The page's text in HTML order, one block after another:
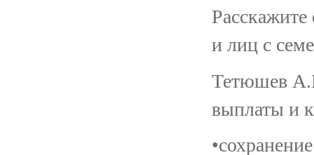
и лиц с
Тетюшев
выплаты и